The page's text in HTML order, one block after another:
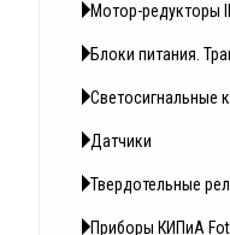
Мотор-редукторы
Блоки питания.
Светосигнальные
Датчики
Твердотельные
Приборы КИПиА